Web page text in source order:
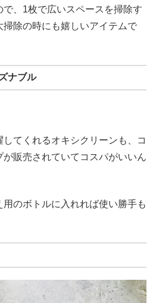
で、1枚で広いスペースを掃除す
掃除の時にも嬉しいアイテムで
ナブル
てくれるオキシクリーンも、コ
販売されていてコスパがいいん
のボトルに入れれば使い勝手も